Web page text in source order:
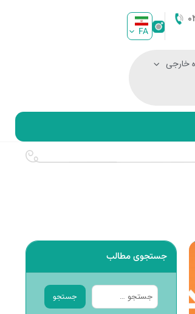
FA
خارجی
جستجوی مطالب
جستجو